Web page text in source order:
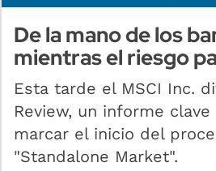
De la mano de los
mientras el riesgo
Esta tarde el MSCI Inc.
Review, un informe
marcar el inicio del
"Standalone Market".